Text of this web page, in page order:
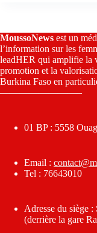
MoussoNews est un
l’information sur les
leadHER qui amplifie la
promotion et la
Burkina Faso en
————————–
01 BP : 5558
Email :
Tel : 76643010
Adresse du siège
(derrière la gare